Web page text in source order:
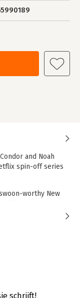
and Noah
spin-off series
worthy New
edition features a
bonus content
There’s a lot
schrijft!